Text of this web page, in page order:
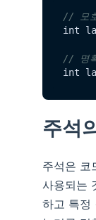
// 모
int
// 명
주석
주석은 코
사용되는
하고 특정